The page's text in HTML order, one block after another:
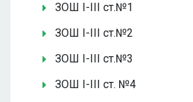
ЗОШ І-ІІІ ст.№1
ЗОШ І-ІІІ ст.№2
ЗОШ І-ІІІ ст.№3
ЗОШ І-ІІІ ст. №4